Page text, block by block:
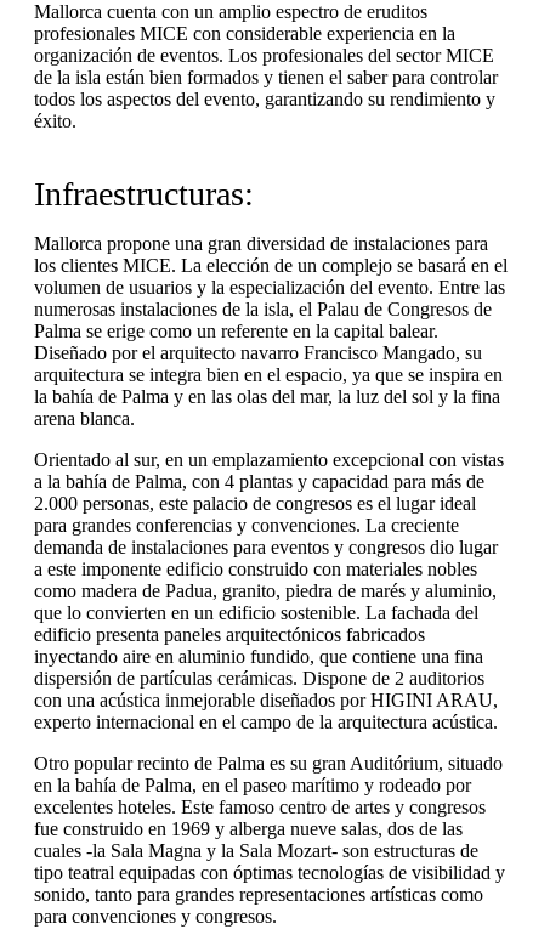
Mallorca cuenta con un amplio espectro de eruditos
profesionales MICE con considerable experiencia en la
organización de eventos. Los profesionales del sector MICE
de la isla están bien formados y tienen el saber para controlar
todos los aspectos del evento, garantizando su rendimiento y
éxito.
Infraestructuras:
Mallorca propone una gran diversidad de instalaciones para
los clientes MICE. La elección de un complejo se basará en el
volumen de usuarios y la especialización del evento. Entre las
numerosas instalaciones de la isla, el Palau de Congresos de
Palma se erige como un referente en la capital balear.
Diseñado por el arquitecto navarro Francisco Mangado, su
arquitectura se integra bien en el espacio, ya que se inspira en
la bahía de Palma y en las olas del mar, la luz del sol y la fina
arena blanca.
Orientado al sur, en un emplazamiento excepcional con vistas
a la bahía de Palma, con 4 plantas y capacidad para más de
2.000 personas, este palacio de congresos es el lugar ideal
para grandes conferencias y convenciones. La creciente
demanda de instalaciones para eventos y congresos dio lugar
a este imponente edificio construido con materiales nobles
como madera de Padua, granito, piedra de marés y aluminio,
que lo convierten en un edificio sostenible. La fachada del
edificio presenta paneles arquitectónicos fabricados
inyectando aire en aluminio fundido, que contiene una fina
dispersión de partículas cerámicas. Dispone de 2 auditorios
con una acústica inmejorable diseñados por HIGINI ARAU,
experto internacional en el campo de la arquitectura acústica.
Otro popular recinto de Palma es su gran Auditórium, situado
en la bahía de Palma, en el paseo marítimo y rodeado por
excelentes hoteles. Este famoso centro de artes y congresos
fue construido en 1969 y alberga nueve salas, dos de las
cuales -la Sala Magna y la Sala Mozart- son estructuras de
tipo teatral equipadas con óptimas tecnologías de visibilidad y
sonido, tanto para grandes representaciones artísticas como
para convenciones y congresos.